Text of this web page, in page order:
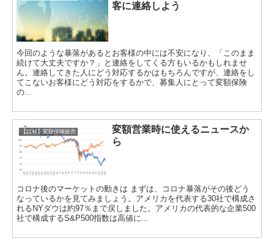
客に連絡しよう
今回のような暴落があるとお客様の中には不安になり、「このまま
続けて大丈夫ですか？」と連絡をしてくる方もいるかもしれませ
ん。連絡してきた人にどう対応するかはもちろんですが、連絡をし
てこないお客様にどう対応をするかで、募集人にとって変額保険
の...
【話材】変額保険販売
変額営業時に使えるニュースか
ら
コロナ後のマーケットの動きは まずは、コロナ暴落がその後どう
なっているかを見てみましょう。アメリカを代表する30社で構成さ
れるNYダウは約97％まで戻しました。アメリカの代表的な企業500
社で構成するS&P500指数は高値に...